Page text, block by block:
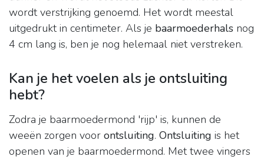
wordt verstrijking genoemd. Het wordt meestal
uitgedrukt in centimeter. Als je baarmoederhals nog
4 cm lang is, ben je nog helemaal niet verstreken.
Kan je het voelen als je ontsluiting
hebt?
Zodra je baarmoedermond 'rijp' is, kunnen de
weeën zorgen voor ontsluiting. Ontsluiting is het
openen van je baarmoedermond. Met twee vingers